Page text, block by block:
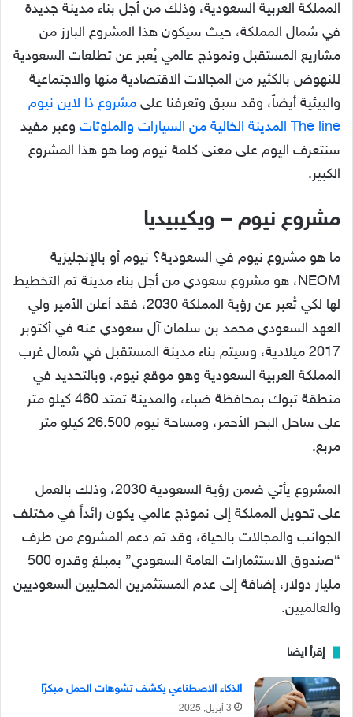
المملكة العربية السعودية، وذلك من أجل بناء مدينة جديدة
في شمال المملكة، حيث سيكون هذا المشروع البارز من
مشاريع المستقبل ونموذج عالمي يُعبر عن تطلعات السعودية
للنهوض بالكثير من المجالات الاقتصادية منها والاجتماعية
والبيئية أيضاً، وقد سبق وتعرفنا على مشروع ذا لاين نيوم
The line المدينة الخالية من السيارات والملوثات
وعبر مفيد
سنتعرف اليوم على معنى كلمة نيوم وما هو هذا المشروع
الكبير.
مشروع نيوم – ويكيبيديا
ما هو مشروع نيوم في السعودية؟ نيوم أو بالإنجليزية
NEOM، هو مشروع سعودي من أجل بناء مدينة تم التخطيط
لها لكي تُعبر عن رؤية المملكة 2030، فقد أعلن الأمير ولي
العهد السعودي محمد بن سلمان آل سعودي عنه في أكتوبر
2017 ميلادية، وسيتم بناء مدينة المستقبل في شمال غرب
المملكة العربية السعودية وهو موقع نيوم، وبالتحديد في
منطقة تبوك بمحافظة ضباء، والمدينة تمتد 460 كيلو متر
على ساحل البحر الأحمر، ومساحة نيوم 26.500 كيلو متر
مربع.
المشروع يأتي ضمن رؤية السعودية 2030، وذلك بالعمل
على تحويل المملكة إلى نموذج عالمي يكون رائداً في مختلف
الجوانب والمجالات بالحياة، وقد تم دعم المشروع من طرف
“صندوق الاستثمارات العامة السعودي” بمبلغ وقدره 500
مليار دولار، إضافة إلى عدم المستثمرين المحليين السعوديين
والعالميين.
إقرأ ايضا
الذكاء الاصطناعي يكشف تشوهات الحمل مبكرًا
3 أبريل, 2025